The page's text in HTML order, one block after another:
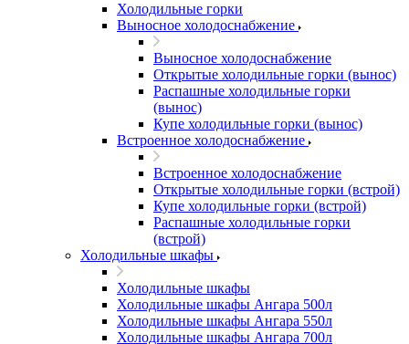
Холодильные горки
Выносное холодоснабжение
Выносное холодоснабжение
Открытые холодильные горки (вынос)
Распашные холодильные горки
(вынос)
Купе холодильные горки (вынос)
Встроенное холодоснабжение
Встроенное холодоснабжение
Открытые холодильные горки (встрой)
Купе холодильные горки (встрой)
Распашные холодильные горки
(встрой)
Холодильные шкафы
Холодильные шкафы
Холодильные шкафы Ангара 500л
Холодильные шкафы Ангара 550л
Холодильные шкафы Ангара 700л